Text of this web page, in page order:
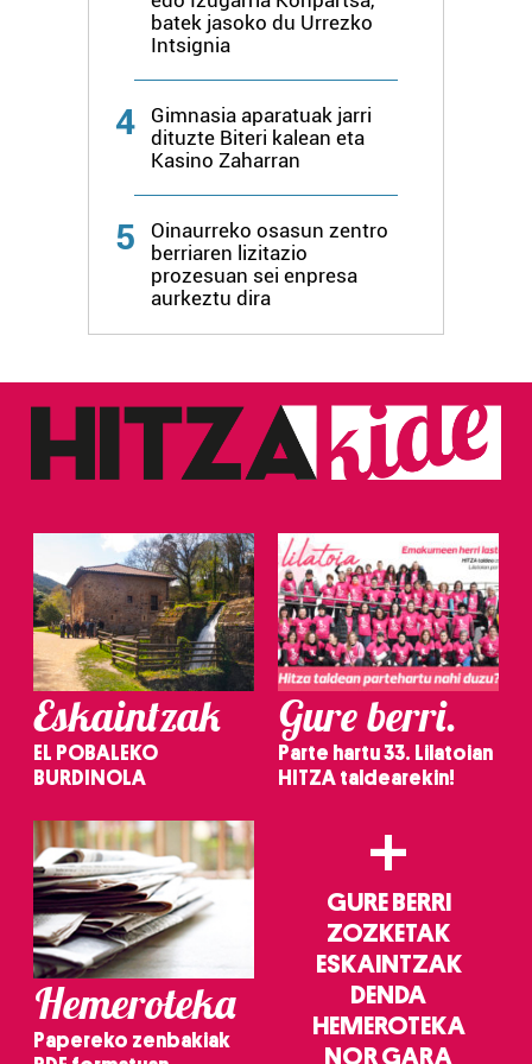
erabiltzen dituen hauta dezakezu.
bazkideen zerrenda, beren ustez zein helburutarako
duten interes legitimoa eta horren aurka nola egin
Lortu zure datu pertsonalak prozesatzeko moduari
buruzko informazio gehiago eta ezarri zure lehentasunak
datuen atalean. Edozein unetan alda edo ken dezakezu
Webgune honek cookie propioak eta hirugarrenen cookie-
fitxategiak erabiltzen ditu. Zure esperientzia eta
zerbitzuak hobetzeko asmoz, cookie teknologiaz
baliatzen gara. Ohar hau onartuz gero, teknologia hori
batek jasoko du Urrezko
Intsignia
4
Gimnasia aparatuak jarri
dituzte Biteri kalean eta
Kasino Zaharran
5
Oinaurreko osasun zentro
berriaren lizitazio
prozesuan sei enpresa
aurkeztu dira
Eskaintzak
EL POBALEKO
BURDINOLA
Gure berri.
Parte hartu 33. Lilatoian
HITZA taldearekin!
Hemeroteka
Papereko zenbakiak
+
GURE BERRI
ZOZKETAK
ESKAINTZAK
DENDA
HEMEROTEKA
NOR GARA